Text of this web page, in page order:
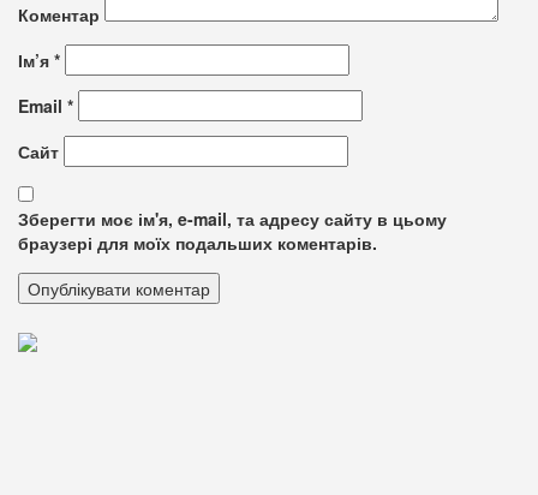
Коментар
Ім’я *
Email *
Сайт
Зберегти моє ім'я, e-mail, та адресу сайту в цьому
браузері для моїх подальших коментарів.